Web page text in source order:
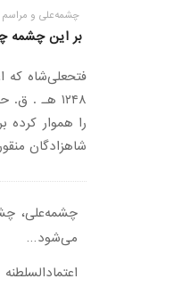
چشمه‌علی و مراسم
بر این چشمه
فتحعلی‌شاه که
۱۲۴۸ هـ .
را هموار کرده
شاهزادگان
چشمه‌علی،
می‌شود…